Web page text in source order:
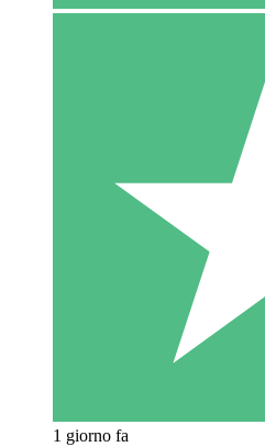
1 giorno fa